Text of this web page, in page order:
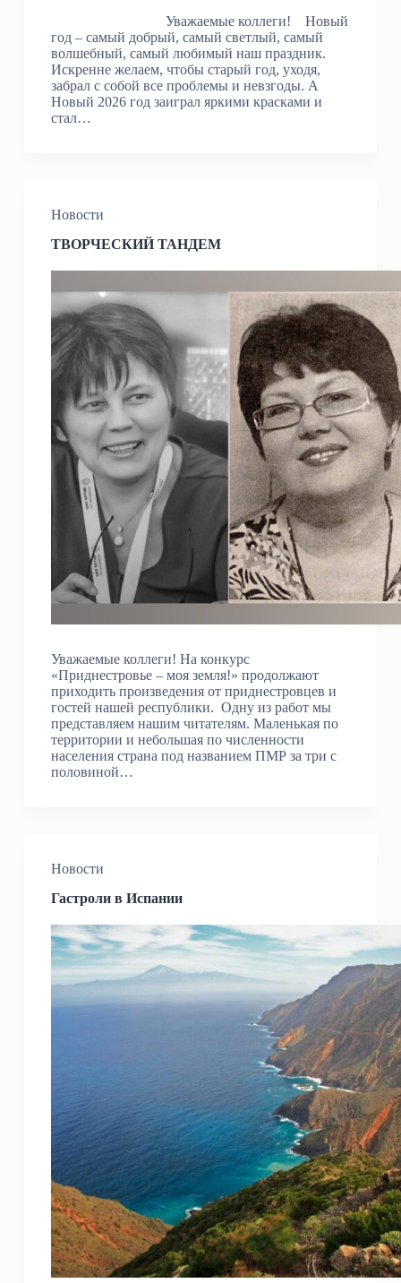
Уважаемые коллеги! Новый
год – самый добрый, самый светлый, самый
волшебный, самый любимый наш праздник.
Искренне желаем, чтобы старый год, уходя,
забрал с собой все проблемы и невзгоды. А
Новый 2026 год заиграл яркими красками и
стал…
Новости
ТВОРЧЕСКИЙ ТАНДЕМ
Уважаемые коллеги! На конкурс
«Приднестровье – моя земля!» продолжают
приходить произведения от приднестровцев и
гостей нашей республики. Одну из работ мы
представляем нашим читателям. Маленькая по
территории и небольшая по численности
населения страна под названием ПМР за три с
половиной…
Новости
Гастроли в Испании